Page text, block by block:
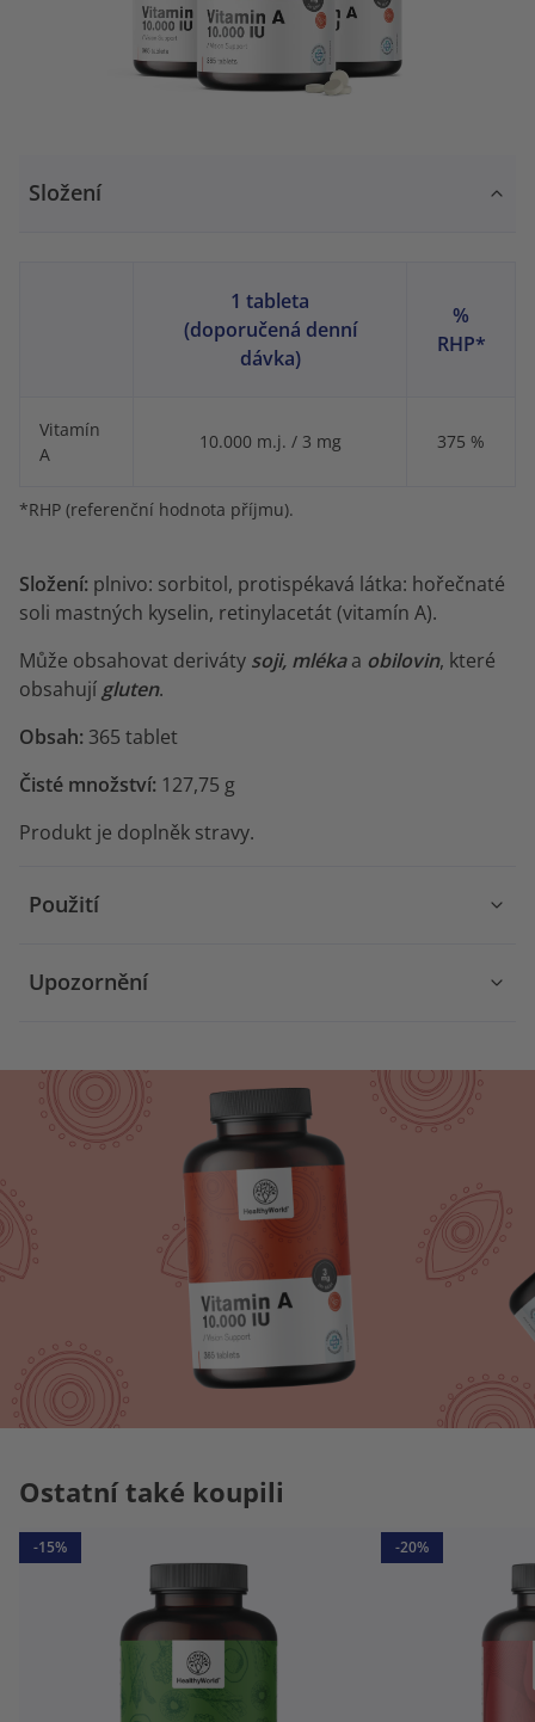
Složení
1 tableta
(doporučená denní
dávka)
%
RHP*
Vitamín
A
10.000 m.j. / 3 mg 375 %
*RHP (referenční hodnota příjmu).
Složení: plnivo: sorbitol, protispékavá látka: hořečnaté
soli mastných kyselin, retinylacetát (vitamín A).
Může obsahovat deriváty soji, mlékaa obilovin, které
obsahují gluten.
Obsah: 365 tablet
Čisté množství: 127,75 g
Produkt je doplněk stravy.
Použití
Upozornění
Ostatní také koupili
-15% -20%